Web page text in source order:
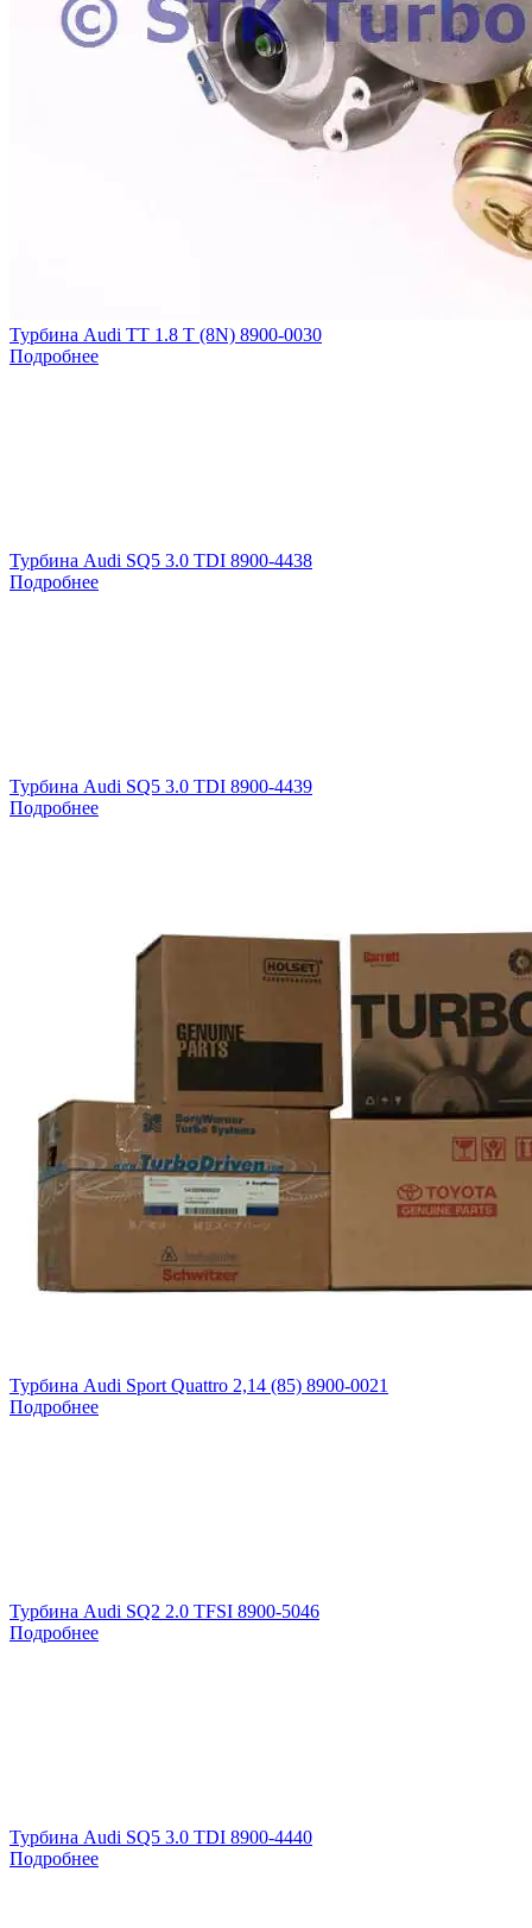
Турбина Audi TT 1.8 T (8N) 8900-0030
Подробнее
Турбина Audi SQ5 3.0 TDI 8900-4438
Подробнее
Турбина Audi SQ5 3.0 TDI 8900-4439
Подробнее
Турбина Audi Sport Quattro 2,14 (85) 8900-0021
Подробнее
Турбина Audi SQ2 2.0 TFSI 8900-5046
Подробнее
Турбина Audi SQ5 3.0 TDI 8900-4440
Подробнее